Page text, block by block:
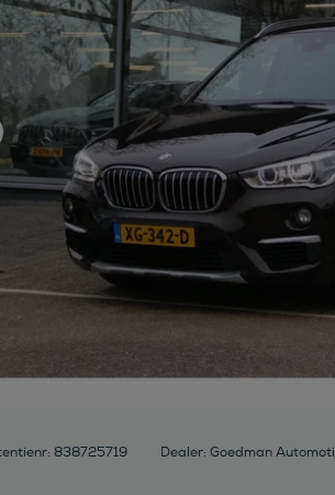
838725719 Dealer: Goedman